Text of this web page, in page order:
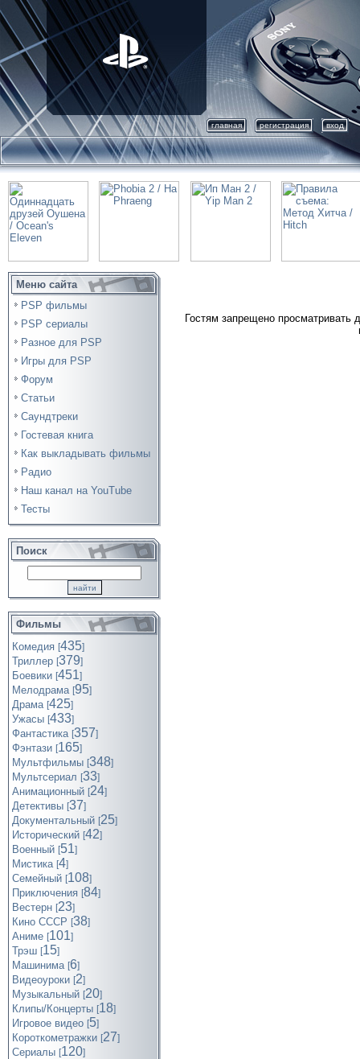
главная регистрация вход
Меню сайта
PSP фильмы
PSP сериалы
Разное для PSP
Игры для PSP
Форум
Статьи
Саундтреки
Гостевая книга
Как выкладывать фильмы
Радио
Наш канал на YouTube
Тесты
Поиск
Фильмы
Комедия [435]
Триллер [379]
Боевики [451]
Мелодрама [95]
Драма [425]
Ужасы [433]
Фантастика [357]
Фэнтази [165]
Мультфильмы [348]
Мультсериал [33]
Анимационный [24]
Детективы [37]
Документальный [25]
Исторический [42]
Военный [51]
Мистика [4]
Семейный [108]
Приключения [84]
Вестерн [23]
Кино СССР [38]
Аниме [101]
Трэш [15]
Машинима [6]
Видеоуроки [2]
Музыкальный [20]
Клипы/Концерты [18]
Игровое видео [5]
Короткометражки [27]
Cериалы [120]
Гостям запрещено просматривать